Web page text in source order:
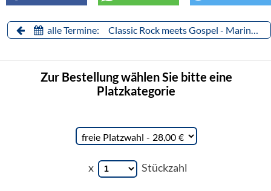
alle Termine: Classic Rock meets Gospel - Marina Seidel
Zur Bestellung wählen Sie bitte eine
Platzkategorie
x Stückzahl